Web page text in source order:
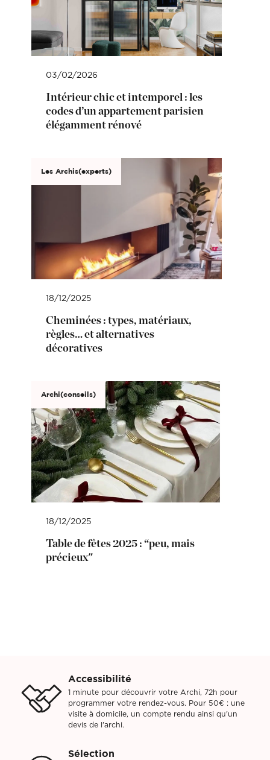
03/02/2026
Intérieur chic et intemporel : les
codes d’un appartement parisien
élégamment rénové
Les Archis(experts)
18/12/2025
Cheminées : types, matériaux,
règles… et alternatives
décoratives
Archi(conseils)
18/12/2025
Table de fêtes 2025 : “peu, mais
précieux"
Accessibilité
1 minute pour découvrir votre Archi, 72h pour
programmer votre rendez-vous. Pour 50€ : une
visite à domicile, un compte rendu ainsi qu'un
devis de l'archi.
Sélection